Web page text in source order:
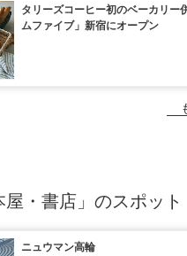
タリーズコーヒー初のベーカリー
ムファイブ」新宿にオープン
屋・書店」のスポット
ニュウマン高輪